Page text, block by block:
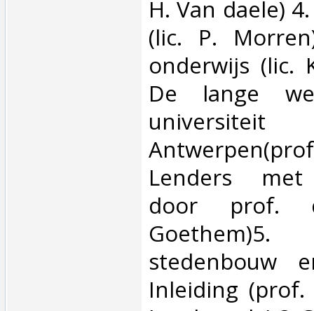
H. Van daele)
(lic. P.
onderwijs (lic.
De lange
Lenders met
door prof.
Goethem)5.
stedenbouw
Inleiding